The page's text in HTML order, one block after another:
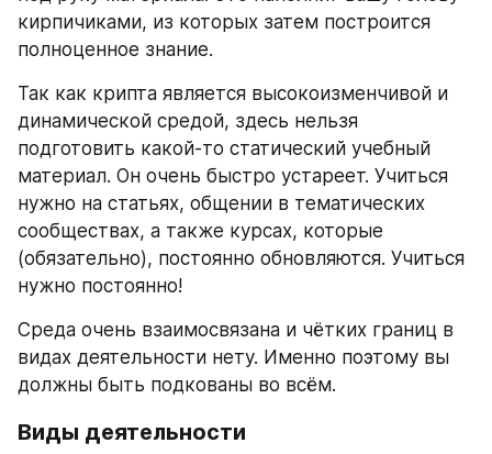
кирпичиками, из которых затем построится
полноценное знание.
Так как крипта является высокоизменчивой и
динамической средой, здесь нельзя
подготовить какой-то статический учебный
материал. Он очень быстро устареет. Учиться
нужно на статьях, общении в тематических
сообществах, а также курсах, которые
(обязательно), постоянно обновляются. Учиться
нужно постоянно!
Среда очень взаимосвязана и чётких границ в
видах деятельности нету. Именно поэтому вы
должны быть подкованы во всём.
Виды деятельности